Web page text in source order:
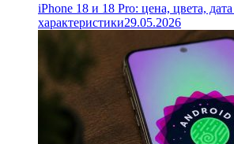
iPhone 18 и 18 Pro: цена, цвета,
характеристики29.05.2026